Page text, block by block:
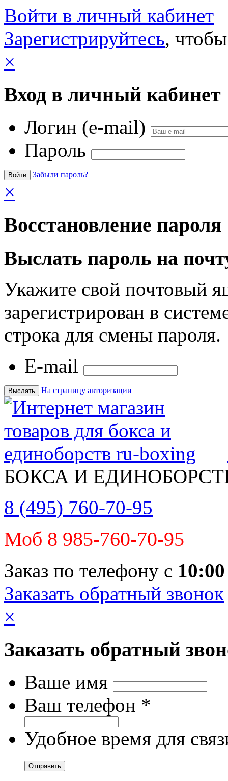
Войти в личный кабинет
Зарегистрируйтесь,
×
Вход в личный кабинет
Логин (e-mail)
Пароль
Забыли пароль?
×
Восстановление пароля
Выслать пароль на
Укажите свой почтовый
зарегистрирован в
строка для смены пароля.
E-mail
На страницу авторизации
БОКСА И
8 (495) 760-70-95
Моб 8 985-760-70-95
Заказ по телефону с 10:00
Заказать обратный звонок
×
Заказать обратный
Ваше имя
Ваш телефон *
Удобное время для